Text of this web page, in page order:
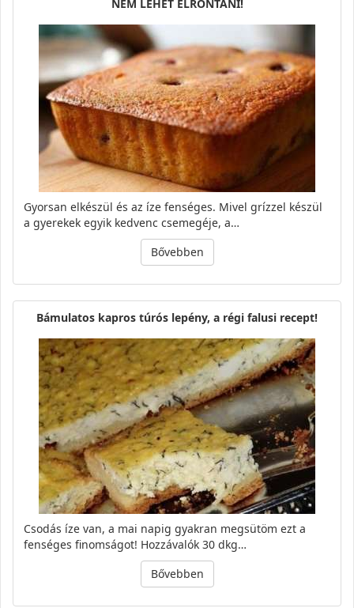
NEM LEHET ELRONTANI!
Gyorsan elkészül és az íze fenséges. Mivel grízzel készül
a gyerekek egyik kedvenc csemegéje, a…
Bővebben
Bámulatos kapros túrós lepény, a régi falusi recept!
Csodás íze van, a mai napig gyakran megsütöm ezt a
fenséges finomságot! Hozzávalók 30 dkg…
Bővebben